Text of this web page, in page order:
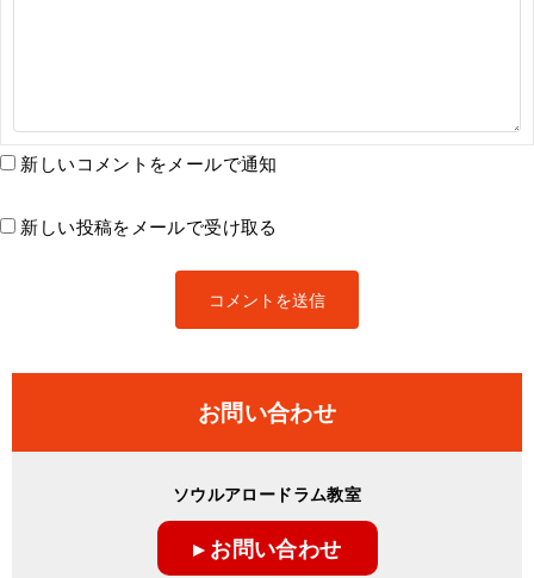
新しいコメントをメールで通知
新しい投稿をメールで受け取る
お問い合わせ
ソウルアロードラム教室
▸ お問い合わせ